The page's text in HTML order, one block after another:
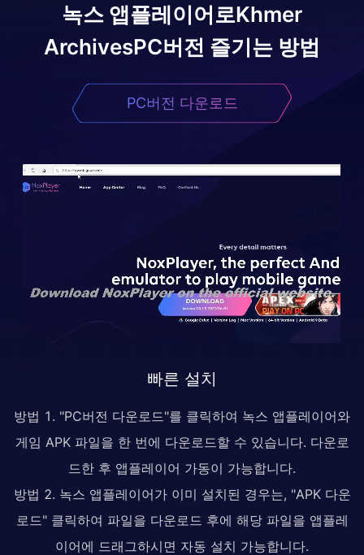
녹스 앱플레이어로Khmer
ArchivesPC버전 즐기는 방법
PC버전 다운로드
빠른 설치
방법 1. "PC버전 다운로드"를 클릭하여 녹스 앱플레이어와
게임 APK 파일을 한 번에 다운로드할 수 있습니다. 다운로
드한 후 앱플레이어 가동이 가능합니다.
방법 2. 녹스 앱플레이어가 이미 설치된 경우는, "APK 다운
로드" 클릭하여 파일을 다운로드 후에 해당 파일을 앱플레
이어에 드래그하시면 자동 설치 가능합니다.